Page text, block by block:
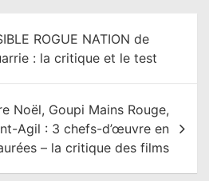
ROGUE NATION de
: la critique et le test
Noël, Goupi Mains Rouge,
Agil : 3 chefs-d’œuvre en
– la critique des films